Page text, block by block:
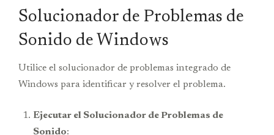
Solucionador de Problemas de
Sonido de Windows
Utilice el solucionador de problemas integrado de
Windows para identificar y resolver el problema.
Ejecutar el Solucionador de Problemas de
Sonido: